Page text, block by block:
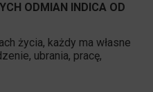
ODMIAN INDICA OD
życia, każdy ma własne
ubrania, pracę,